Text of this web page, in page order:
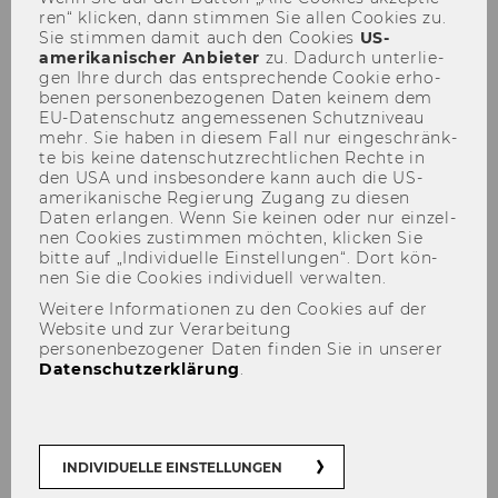
3rd WU Vienna Tax Camp
# Veranstaltungen
ren“ kli­cken, dann stim­men Sie allen Coo­kies zu.
Sie stim­men damit auch den Coo­kies US-​
amerikanischer An­bie­ter zu. Da­durch un­ter­lie­
gen Ihre durch das ent­spre­chen­de Coo­kie er­ho­
be­nen per­so­nen­be­zo­ge­nen Daten kei­nem dem
EU-​Datenschutz an­ge­mes­se­nen Schutz­ni­veau
mehr. Sie haben in die­sem Fall nur ein­ge­schränk­
te bis keine da­ten­schutz­recht­li­chen Rech­te in
den USA und ins­be­son­de­re kann auch die US-​
amerikanische Re­gie­rung Zu­gang zu die­sen
Daten er­lan­gen. Wenn Sie kei­nen oder nur ein­zel­
nen Coo­kies zu­stim­men möch­ten, kli­cken Sie
bitte auf „In­di­vi­du­el­le Ein­stel­lun­gen“. Dort kön­
nen Sie die Coo­kies in­di­vi­du­ell ver­wal­ten.
Weitere Informationen zu den Cookies auf der
Website und zur Verarbeitung
personenbezogener Daten finden Sie in unserer
Datenschutzerklärung.
INDIVIDUELLE EINSTELLUNGEN